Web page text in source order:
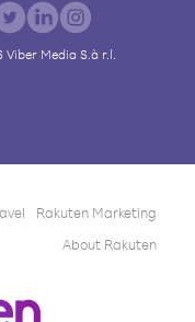
Viber Media S.à r.l.
Rakuten Marketing
About Rakuten